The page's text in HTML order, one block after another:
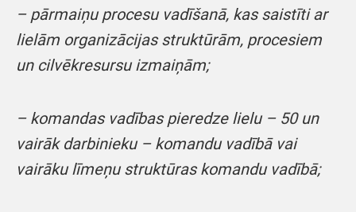
– pārmaiņu procesu vadīšanā, kas saistīti ar
lielām organizācijas struktūrām, procesiem
un cilvēkresursu izmaiņām;
– komandas vadības pieredze lielu – 50 un
vairāk darbinieku – komandu vadībā vai
vairāku līmeņu struktūras komandu vadībā;